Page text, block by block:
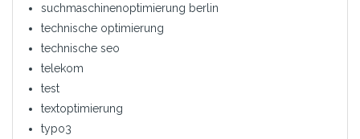
suchmaschinenoptimierung berlin
technische optimierung
technische seo
telekom
test
textoptimierung
typo3